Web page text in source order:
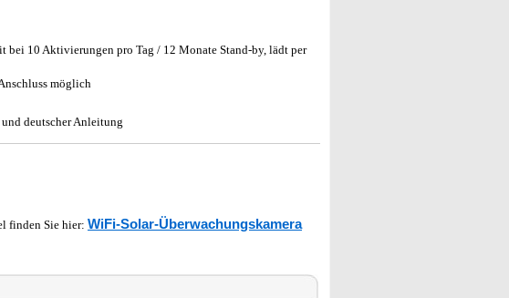
10 Aktivierungen pro Tag / 12 Monate Stand-by, lädt per
möglich
deutscher Anleitung
finden Sie hier: WiFi-Solar-Überwachungskamera